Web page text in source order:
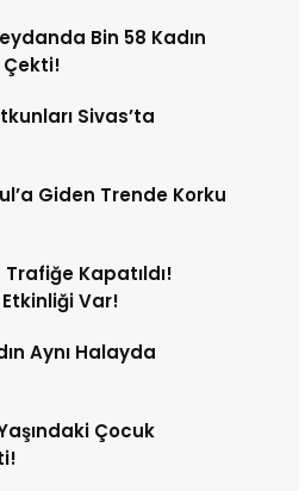
Bin 58 Kadın
Çekti!
Sivas’ta
Giden Trende Korku
Kapatıldı!
Var!
Aynı Halayda
Çocuk